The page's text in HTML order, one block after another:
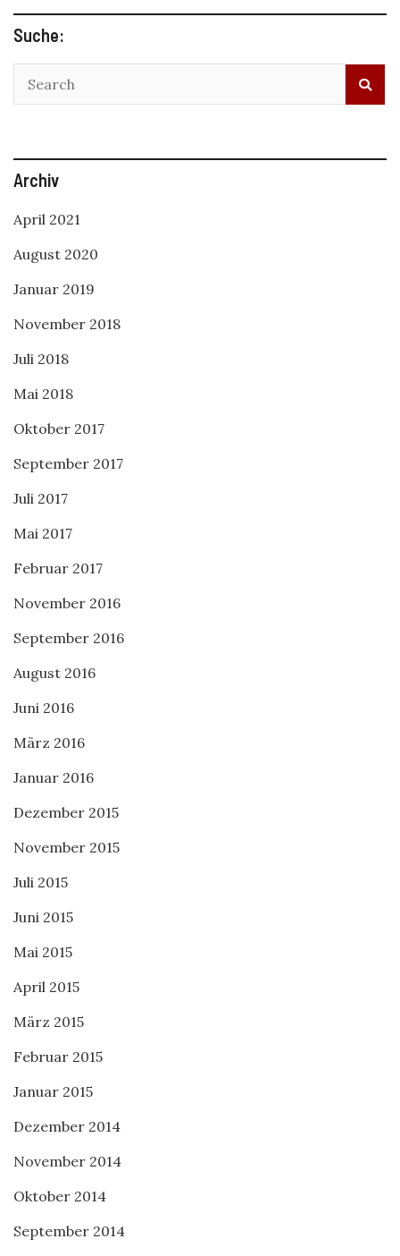
Suche:
Archiv
April 2021
August 2020
Januar 2019
November 2018
Juli 2018
Mai 2018
Oktober 2017
September 2017
Juli 2017
Mai 2017
Februar 2017
November 2016
September 2016
August 2016
Juni 2016
März 2016
Januar 2016
Dezember 2015
November 2015
Juli 2015
Juni 2015
Mai 2015
April 2015
März 2015
Februar 2015
Januar 2015
Dezember 2014
November 2014
Oktober 2014
September 2014